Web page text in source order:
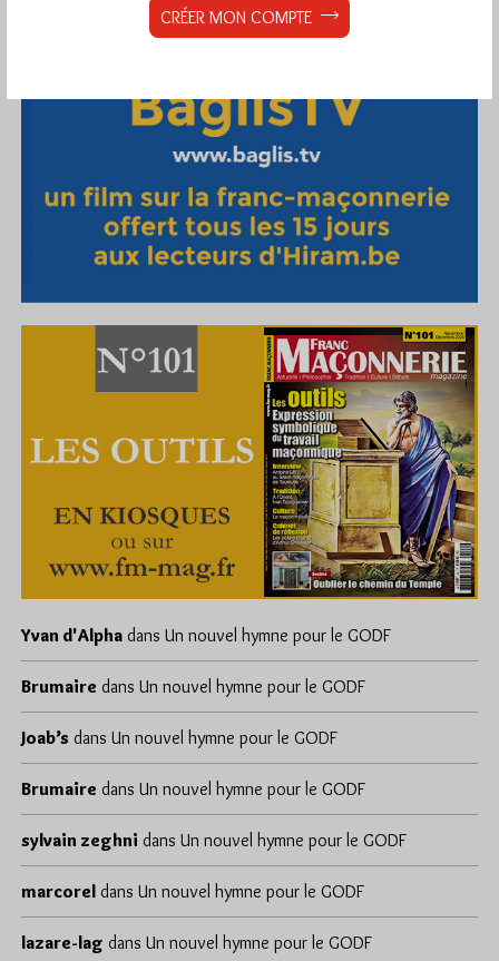
Yvan d'Alpha dans Un nouvel hymne pour le GODF
Brumaire dans Un nouvel hymne pour le GODF
Joab’s dans Un nouvel hymne pour le GODF
Brumaire dans Un nouvel hymne pour le GODF
sylvain zeghni dans Un nouvel hymne pour le GODF
marcorel dans Un nouvel hymne pour le GODF
lazare-lag dans Un nouvel hymne pour le GODF
CRÉER MON COMPTE